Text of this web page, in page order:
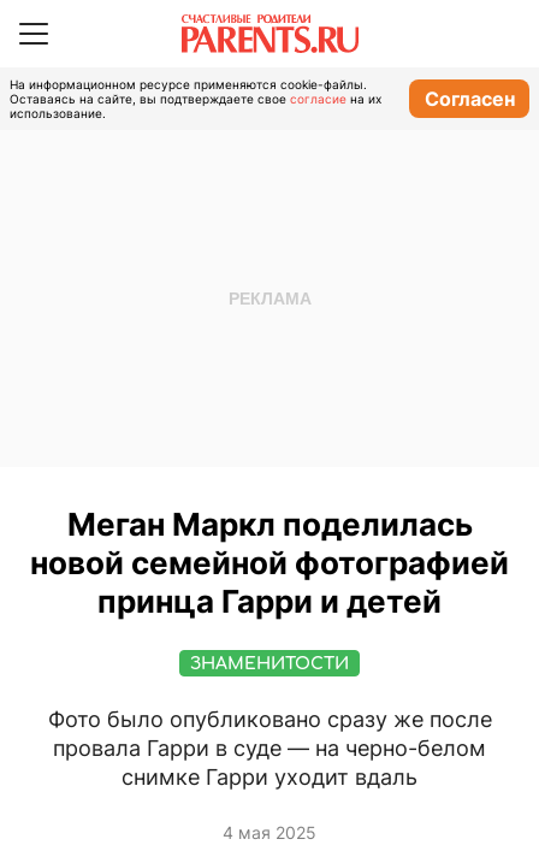
На информационном ресурсе применяются cookie-файлы.
Оставаясь на сайте, вы подтверждаете свое согласие на их
использование.
Согласен
Меган Маркл поделилась
новой семейной фотографией
принца Гарри и детей
ЗНАМЕНИТОСТИ
Фото было опубликовано сразу же после
провала Гарри в суде — на черно-белом
снимке Гарри уходит вдаль
4 мая 2025